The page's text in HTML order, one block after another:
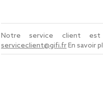
Notre service client
serviceclient@gifi.frEn savoir